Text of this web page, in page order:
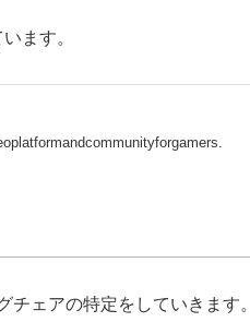
ます。
ェアの特定をしていきます。